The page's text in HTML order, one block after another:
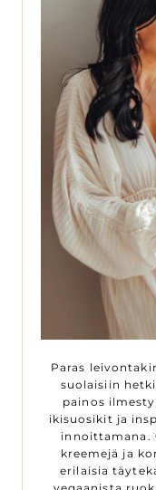
Paras
suolaisiin
painos
ikisuosikit ja
innoittamana.
kreemejä ja
erilaisia